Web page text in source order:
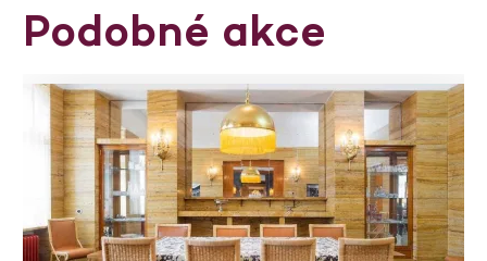
Podobné akce